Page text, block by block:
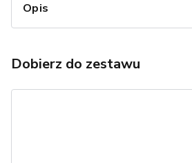
Opis
Dobierz do zestawu